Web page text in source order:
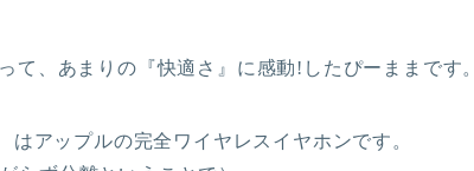
て、あまりの『快適さ』に感動!したぴーままです。
はアップルの完全ワイヤレスイヤホンです。